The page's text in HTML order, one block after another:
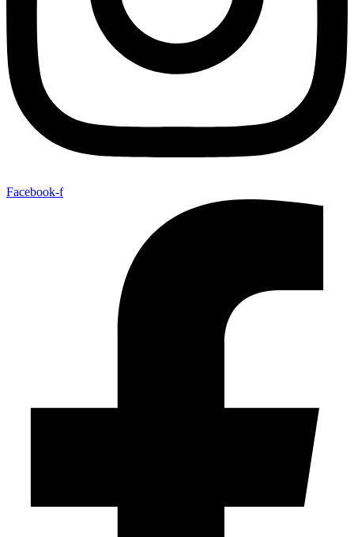
Facebook-f